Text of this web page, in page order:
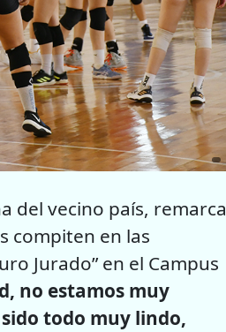
del vecino país, remarca
compiten en las
Jurado” en el Campus
no estamos muy
todo muy lindo,